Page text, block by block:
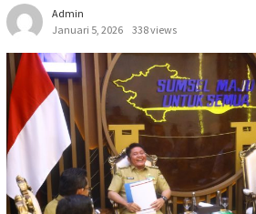
Admin
Januari 5, 2026
338 views